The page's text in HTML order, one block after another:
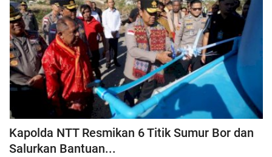
Kapolda NTT Resmikan 6 Titik Sumur Bor dan
Salurkan Bantuan...